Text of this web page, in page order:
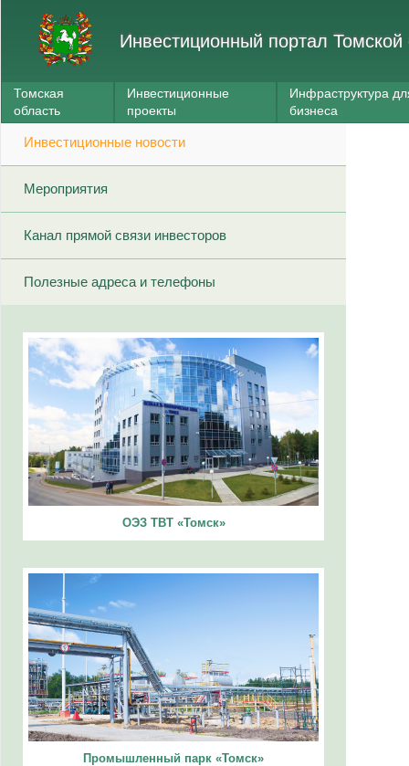
Инвестиционный портал Томской
Томская
область
Инвестиционные
проекты
Инфраструктура
бизнеса
Инвестиционные новости
Мероприятия
Канал прямой связи инвесторов
Полезные адреса и телефоны
ОЭЗ ТВТ «Томск»
Промышленный парк «Томск»